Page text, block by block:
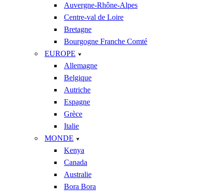
Auvergne-Rhône-Alpes
Centre-val de Loire
Bretagne
Bourgogne Franche Comté
EUROPE
Allemagne
Belgique
Autriche
Espagne
Grèce
Italie
MONDE
Kenya
Canada
Australie
Bora Bora